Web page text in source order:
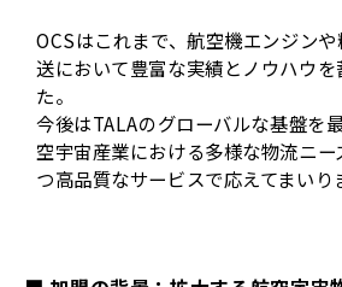
OCSはこれまで、航空機エンジン
送において豊富な実績とノウハウ
た。
今後はTALAのグローバルな基盤を
空宇宙産業における多様な物流ニ
つ高品質なサービスで応えてまいり